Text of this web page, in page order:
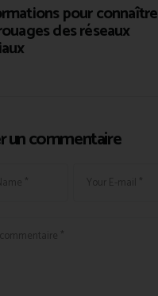
pour connaître
des réseaux
un commentaire